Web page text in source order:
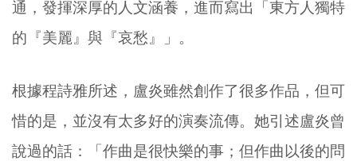
通，發揮深厚的人文涵養，進而寫出「東方人獨特
的『美麗』與『哀愁』」。
根據程詩雅所述，盧炎雖然創作了很多作品，但可
惜的是，並沒有太多好的演奏流傳。她引述盧炎曾
說過的話：「作曲是很快樂的事；但作曲以後的問